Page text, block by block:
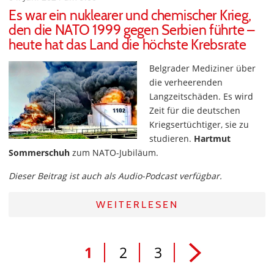
Es war ein nuklearer und chemischer Krieg,
den die NATO 1999 gegen Serbien führte –
heute hat das Land die höchste Krebsrate
Belgrader Mediziner über
die verheerenden
Langzeitschäden. Es wird
Zeit für die deutschen
Kriegsertüchtiger, sie zu
studieren. Hartmut
Sommerschuh zum NATO-Jubiläum.
Dieser Beitrag ist auch als Audio-Podcast verfügbar.
WEITERLESEN
1 2 3